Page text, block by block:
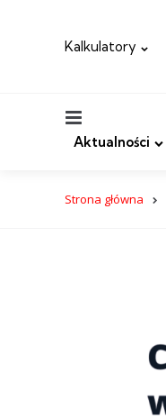
Kalkulatory
Aktualności
Strona główna